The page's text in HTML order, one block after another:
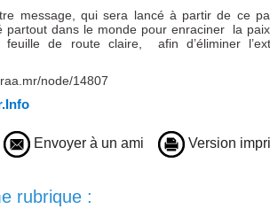
message, qui sera lancé à partir de ce
partout dans le monde pour enraciner la
de route claire, afin d’éliminer
node/14807
Envoyer à un ami Version
rubrique :